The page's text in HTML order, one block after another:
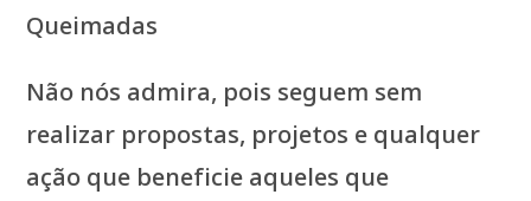
Queimadas
Não nós admira, pois seguem sem
realizar propostas, projetos e qualquer
ação que beneficie aqueles que